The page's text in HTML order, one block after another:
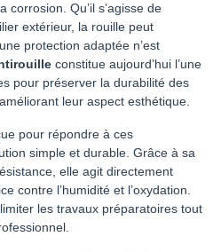
corrosion. Qu’il s’agisse de
extérieur, la rouille peut
protection adaptée n’est
constitue aujourd’hui l’une
pour préserver la durabilité des
leur aspect esthétique.
pour répondre à ces
simple et durable. Grâce à sa
elle agit directement
contre l’humidité et l’oxydation.
les travaux préparatoires tout